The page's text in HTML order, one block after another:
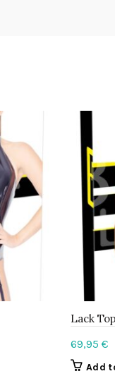
Lack
69,95 €
Add